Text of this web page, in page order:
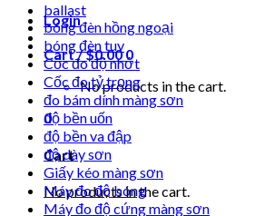
Login
Cart /$0.00 0
No products in the cart.
0
Cart
No products in the cart.
ballast
bóng đèn hồng ngoại
bóng đèn tuv
Cốc đo độ nhớt
Cốc đo tỷ trọng
đo bám dính màng sơn
độ bền uốn
độ bền va đập
độ dày sơn
Giấy kéo màng sơn
Máy đo độ bóng
Máy đo độ cứng màng sơn